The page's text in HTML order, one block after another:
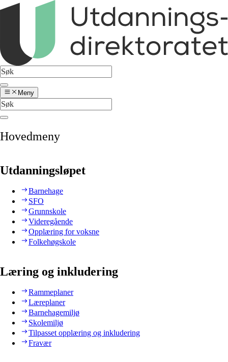
Meny
Hovedmeny
Utdanningsløpet
Barnehage
SFO
Grunnskole
Videregående
Opplæring for voksne
Folkehøgskole
Læring og inkludering
Rammeplaner
Læreplaner
Barnehagemiljø
Skolemiljø
Tilpasset opplæring og inkludering
Fravær